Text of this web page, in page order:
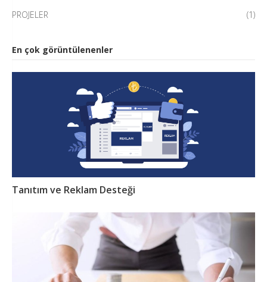
PROJELER
(1)
En çok görüntülenenler
Tanıtım ve Reklam Desteği